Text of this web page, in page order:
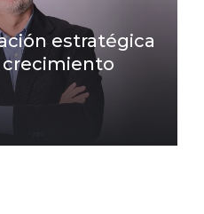
estratégica
crecimiento